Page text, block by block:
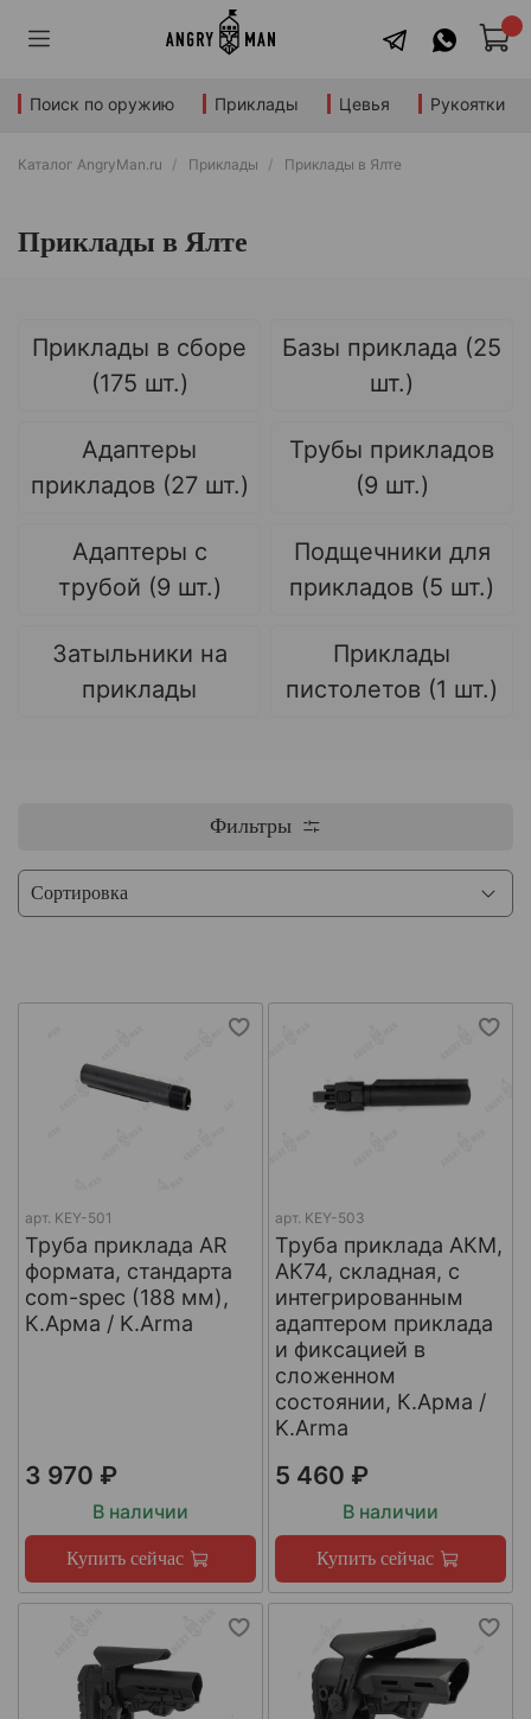
Поиск по оружию Приклады Цевья Рукоятки
Каталог AngryMan.ru Приклады Приклады в Ялте
Приклады в Ялте
Приклады в сборе
(175 шт.)
Базы приклада (25
шт.)
Адаптеры
прикладов (27 шт.)
Трубы прикладов
(9 шт.)
Адаптеры с
трубой (9 шт.)
Подщечники для
прикладов (5 шт.)
Затыльники на
приклады
Приклады
пистолетов (1 шт.)
Фильтры
арт. KEY-501
Труба приклада AR
формата, стандарта
com-spec (188 мм),
К.Арма / K.Arma
3 970 ₽
В наличии
Купить сейчас
арт. KEY-503
Труба приклада АКМ,
АК74, складная, с
интегрированным
адаптером приклада
и фиксацией в
сложенном
состоянии, К.Арма /
K.Arma
5 460 ₽
В наличии
Купить сейчас